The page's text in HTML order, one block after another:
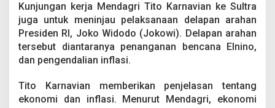
t
8
.
3
5
6
e
k
Kunjungan kerja Mendagri Tito Karnavian ke Sultra
juga untuk meninjau pelaksanaan delapan arahan
Presiden RI, Joko Widodo (Jokowi). Delapan arahan
tersebut diantaranya penanganan bencana Elnino,
dan pengendalian inflasi.
Tito Karnavian memberikan penjelasan tentang
ekonomi dan inflasi. Menurut Mendagri, ekonomi